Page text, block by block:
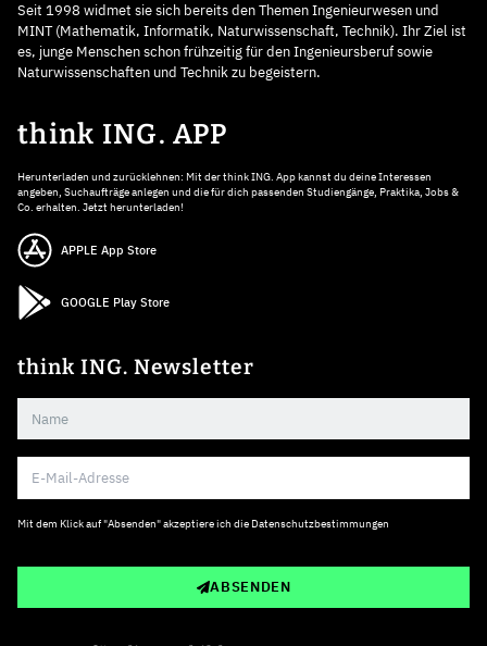
Seit 1998 widmet sie sich bereits den Themen Ingenieurwesen und
MINT (Mathematik, Informatik, Naturwissenschaft, Technik). Ihr Ziel ist
es, junge Menschen schon frühzeitig für den Ingenieursberuf sowie
Naturwissenschaften und Technik zu begeistern.
think ING. APP
Herunterladen und zurücklehnen: Mit der think ING. App kannst du deine Interessen
angeben, Suchaufträge anlegen und die für dich passenden Studiengänge, Praktika, Jobs &
Co. erhalten. Jetzt herunterladen!
APPLE App Store
GOOGLE Play Store
think ING. Newsletter
Mit dem Klick auf "Absenden" akzeptiere ich die Datenschutzbestimmungen
ABSENDEN